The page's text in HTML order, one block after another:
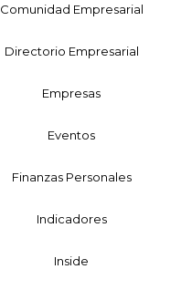
Comunidad Empresarial
Directorio Empresarial
Empresas
Eventos
Finanzas Personales
Indicadores
Inside